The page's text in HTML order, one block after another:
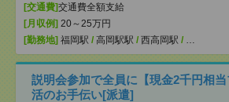
[交通費]交通費全額支給
[月収例] 20～25万円
[勤務地] 福岡駅 / 高岡駅駅 / 西高岡駅 / …
説明会参加で全員に【現金2千円相
活のお手伝い[派遣]